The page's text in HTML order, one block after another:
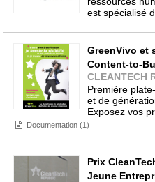
est spécialisé
GreenVivo et
Content-to-
CLEANTECH
Première
et de
Exposez vos
Documentation (1)
Prix
Jeune